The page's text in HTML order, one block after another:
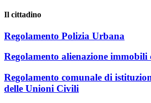
Il cittadino
Regolamento Polizia Urbana
Regolamento alienazione immobili
Regolamento comunale di
delle Unioni Civili